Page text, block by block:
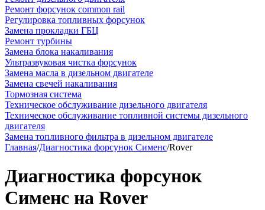
Ремонт форсунок common rail
Регулировка топливных форсунок
Замена прокладки ГБЦ
Ремонт турбины
Замена блока накаливания
Ультразвуковая чистка форсунок
Замена масла в дизельном двигателе
Замена свечей накаливания
Тормозная система
Техническое обслуживание дизельного двигателя
Техническое обслуживание топливной системы дизельного
двигателя
Замена топливного фильтра в дизельном двигателе
Главная/Диагностика форсунок Сименс/Rover
Диагностика форсунок
Сименс на Rover